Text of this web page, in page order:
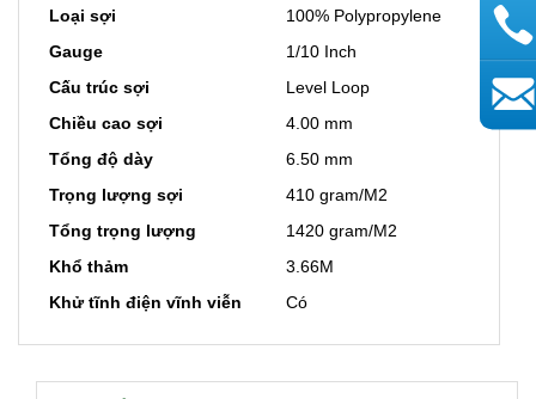
Loại sợi
100% Polypropylene
Gauge
1/10 Inch
Cấu trúc sợi
Level Loop
Chiều cao sợi
4.00 mm
Tổng độ dày
6.50 mm
Trọng lượng sợi
410 gram/M2
Tổng trọng lượng
1420 gram/M2
Khổ thảm
3.66M
Khử tĩnh điện vĩnh viễn
Có